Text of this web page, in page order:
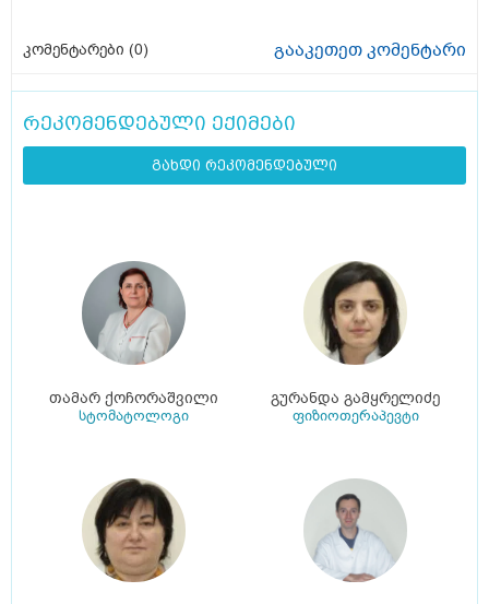
კომენტარები (0) გააკეთეთ კომენტარი
რეკომენდებული ექიმები
გახდი რეკომენდებული
თამარ ქოჩორაშვილი
სტომატოლოგი
გურანდა გამყრელიძე
ფიზიოთერაპევტი